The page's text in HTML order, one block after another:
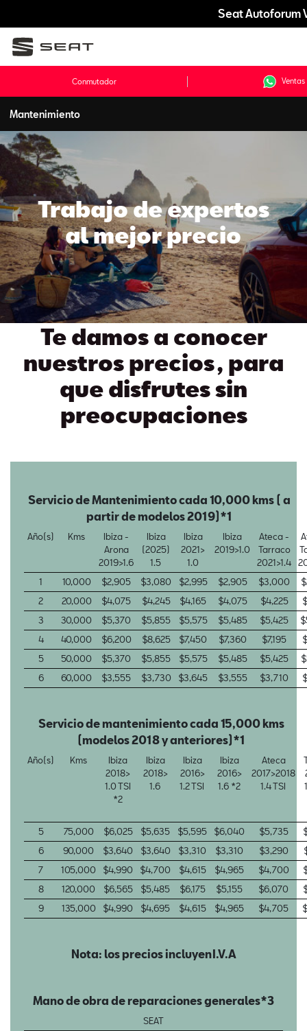
Seat Autoforum
Conmutador Ventas
Mantenimiento
Trabajo de expertos
al mejor precio
Te damos a conocer
nuestros precios , para
que disfrutes sin
preocupaciones
Servicio de Mantenimiento cada 10,000 kms ( a
partir de modelos 2019)*1
Año(s) Kms
Ibiza -
Arona
2019>1.6
Ibiza
(2025)
1.5
Ibiza
2021>
1.0
Ibiza
2019>1.0
Ateca -
Tarraco
2021>1.4
1
10,000 $2,905 $3,080 $2,995 $2,905 $3,000
2
20,000 $4,075 $4,245 $4,165 $4,075 $4,225
3
30,000 $5,370 $5,855 $5,575 $5,485 $5,425
4
40,000 $6,200 $8,625 $7,450 $7,360 $7,195
5
50,000 $5,370 $5,855 $5,575 $5,485 $5,425
6
60,000 $3,555 $3,730 $3,645 $3,555 $3,710
Servicio de mantenimiento cada 15,000 kms
(modelos 2018 y anteriores)*1
Año(s) Kms
Ibiza
2018>
1.0 TSI
*2
Ibiza
2018>
1.6
Ibiza
2016>
1.2 TSI
Ibiza
2016>
1.6 *2
Ateca
2017>2018
1.4 TSI
5 75,000 $6,025 $5,635 $5,595 $6,040 $5,735
6
90,000 $3,640 $3,640 $3,310 $3,310 $3,290
7
105,000 $4,990 $4,700 $4,615 $4,965 $4,700
8
120,000 $6,565 $5,485 $6,175 $5,155 $6,070
9
135,000 $4,990 $4,695 $4,615 $4,965 $4,705
Nota: los precios incluyen I.V.A
Mano de obra de reparaciones generales*3
SEAT